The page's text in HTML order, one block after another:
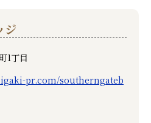
ジ
1丁目
pr.com/southerngateb